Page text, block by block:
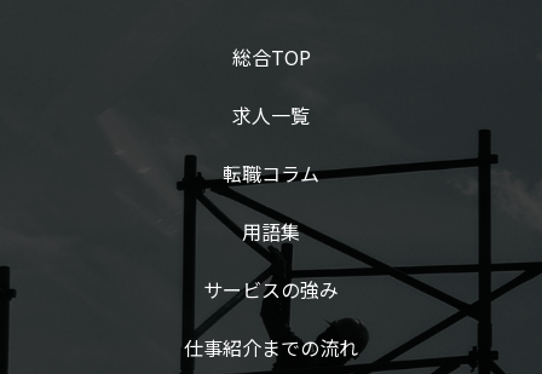
総合TOP
求人一覧
転職コラム
用語集
サービスの強み
仕事紹介までの流れ